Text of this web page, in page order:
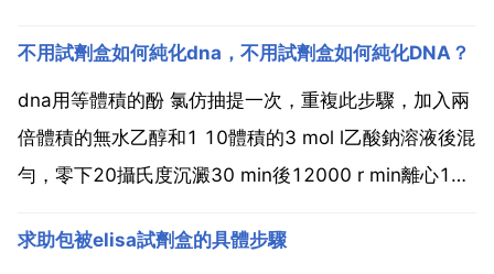
應的使用說明書，使用者按照說明書只需少量的優化即
可得到滿意的結果。說明書一般包括公司標誌及名稱 試
劑盒...
不用試劑盒如何純化dna，不用試劑盒如何純化DNA？
dna用等體積的酚 氯仿抽提一次，重複此步驟，加入兩
倍體積的無水乙醇和1 10體積的3 mol l乙酸鈉溶液後混
勻，零下20攝氏度沉澱30 min後12000 r min離心10
min，棄上清，沉澱自然乾燥後溶於20 40微升去離子
求助包被elisa試劑盒的具體步驟